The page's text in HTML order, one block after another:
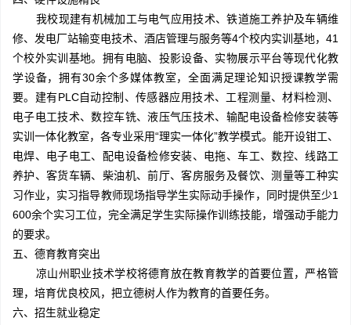
我校现建有机械加工与电气应用技术、铁道施工养护及车辆维
修、发电厂站输变电技术、酒店管理与服务等4个校内实训基地，41
个校外实训基地。拥有电脑、投影设备、实物展示平台等现代化教
学设备，拥有30余个多媒体教室，全面满足理论知识授课教学需
要。建有PLC自动控制、传感器应用技术、工程测量、材料检测、
电子电工技术、数控车铣、液压气压技术、输配电设备检修安装等
实训一体化教室，各专业采用“理实一体化”教学模式。能开设钳工、
电焊、电子电工、配电设备检修安装、电拖、车工、数控、线路工
养护、客货车辆、柴油机、前厅、客房服务及餐饮、测量等工种实
习作业，实习指导教师现场指导学生实际动手操作，同时提供至少1
600余个实习工位，完全满足学生实际操作训练技能，增强动手能力
的要求。
五、德育教育突出
凉山州职业技术学校将德育放在教育教学的首要位置，严格管
理，培育优良校风，把立德树人作为教育的首要任务。
六、招生就业稳定